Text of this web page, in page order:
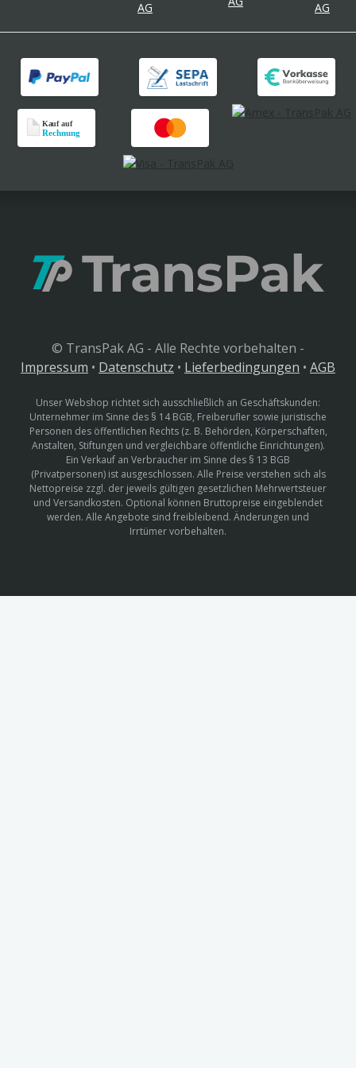
© TransPak AG - Alle Rechte vorbehalten -
Impressum • Datenschutz • Lieferbedingungen • AGB
Unser Webshop richtet sich ausschließlich an Geschäftskunden:
Unternehmer im Sinne des § 14 BGB, Freiberufler sowie juristische
Personen des öffentlichen Rechts (z. B. Behörden, Körperschaften,
Anstalten, Stiftungen und vergleichbare öffentliche Einrichtungen).
Ein Verkauf an Verbraucher im Sinne des § 13 BGB
(Privatpersonen) ist ausgeschlossen. Alle Preise verstehen sich als
Nettopreise zzgl. der jeweils gültigen gesetzlichen Mehrwertsteuer
und Versandkosten. Optional können Bruttopreise eingeblendet
werden. Alle Angebote sind freibleibend. Änderungen und
Irrtümer vorbehalten.